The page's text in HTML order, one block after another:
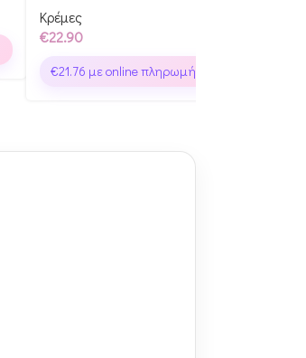
Κρέμες
€22.90
€21.76με online πληρωμή